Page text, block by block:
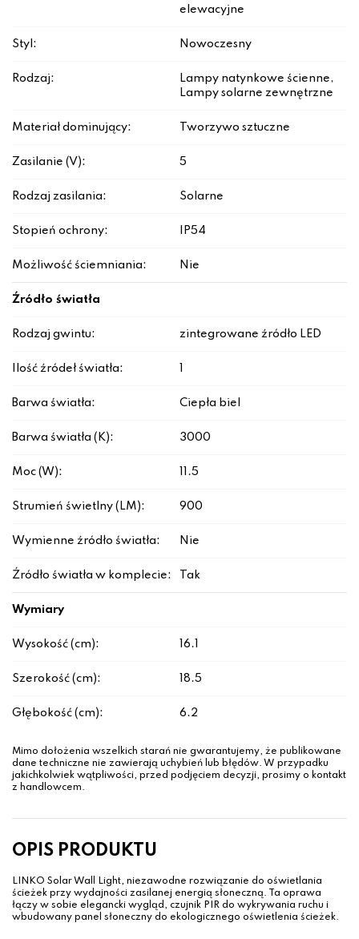
elewacyjne
Styl: Nowoczesny
Rodzaj:
Lampy natynkowe ścienne,
Lampy solarne zewnętrzne
Materiał dominujący: Tworzywo sztuczne
Zasilanie (V): 5
Rodzaj zasilania: Solarne
Stopień ochrony: IP54
Możliwość ściemniania: Nie
Źródło światła
Rodzaj gwintu: zintegrowane źródło LED
Ilość źródeł światła:
Barwa światła: Ciepła biel
Barwa światła (K): 3000
Moc (W): 11.5
Strumień świetlny (LM): 900
Wymienne źródło światła: Nie
Źródło światła w komplecie: Tak
Wymiary
Wysokość (cm): 16.1
Szerokość (cm): 18.5
Głębokość (cm): 6.2
Mimo dołożenia wszelkich starań nie gwarantujemy, że publikowane
dane techniczne nie zawierają uchybień lub błędów. W przypadku
jakichkolwiek wątpliwości, przed podjęciem decyzji, prosimy o kontakt
z handlowcem.
OPIS PRODUKTU
LINKO Solar Wall Light, niezawodne rozwiązanie do oświetlania
ścieżek przy wydajności zasilanej energią słoneczną. Ta oprawa
łączy w sobie elegancki wygląd, czujnik PIR do wykrywania ruchu i
wbudowany panel słoneczny do ekologicznego oświetlenia ścieżek.